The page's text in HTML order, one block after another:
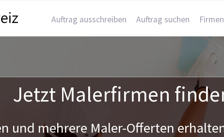
Auftrag ausschreiben Auftrag suchen
Jetzt Malerfirmen
und mehrere Maler-Offerten